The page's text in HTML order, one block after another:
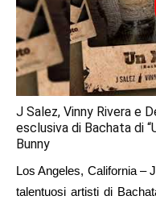
J Salez, Vinny Rivera e
esclusiva di Bachata di
Bunny
Los Angeles, California –
talentuosi artisti di